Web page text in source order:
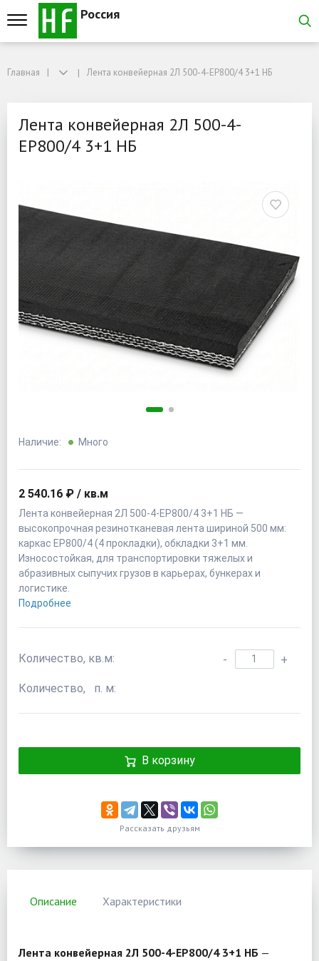
Россия
Лента конвейерная 2Л 500-4-EP800/4 3+1 НБ
Главная Лента конвейерная 2Л 500-4-EP800/4 3+1 НБ
Лента конвейерная 2Л 500-4-
EP800/4 3+1 НБ
Наличие: Много
2 540.16 ₽ / кв.м
Лента конвейерная 2Л 500-4-EP800/4 3+1 НБ —
высокопрочная резинотканевая лента шириной 500 мм:
каркас EP800/4 (4 прокладки), обкладки 3+1 мм.
Износостойкая, для транспортировки тяжелых и
абразивных сыпучих грузов в карьерах, бункерах и
логистике.
Подробнее
Количество, кв.м: - +
Количество, п. м:
В корзину
Рассказать друзьям
Описание Характеристики
Лента конвейерная 2Л 500-4-EP800/4 3+1 НБ —